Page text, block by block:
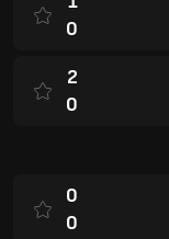
0
2
0
0
0